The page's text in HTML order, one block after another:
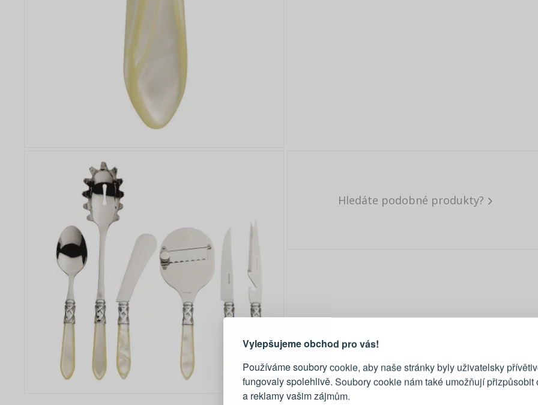
Vylepšujeme obchod pro vás!
Používáme soubory cookie, aby naše stránky byly uživatelsky
fungovaly spolehlivě. Soubory cookie nám také umožňují přizpůsobit
a reklamy vašim zájmům.
Hledáte podobné produkty?
Zde je důvod, proč se vyplatí
vytvořit účet
Emailová adresa